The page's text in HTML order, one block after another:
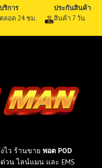
บริการ
ตลอด 24 ชม.
ประกันสินค้า
สินค้า 7 วัน
ไว ร้านขาย พอต POD
วน ไลน์แมน และ EMS